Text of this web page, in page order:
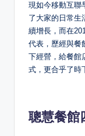
現如今移動互聯
了大家的日常生
續增長，而在
代表，歷經與餐
下經營，給餐館
式，更合乎了時
聰慧餐館